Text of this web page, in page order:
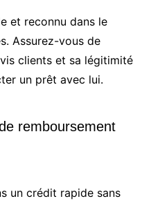
et reconnu dans le
Assurez-vous de
clients et sa légitimité
un prêt avec lui.
remboursement
un crédit rapide sans